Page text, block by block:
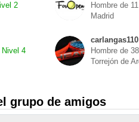
2
Hombre de
Madrid
Nivel 4
carlangas110
Hombre de
Torrejón de
grupo de amigos